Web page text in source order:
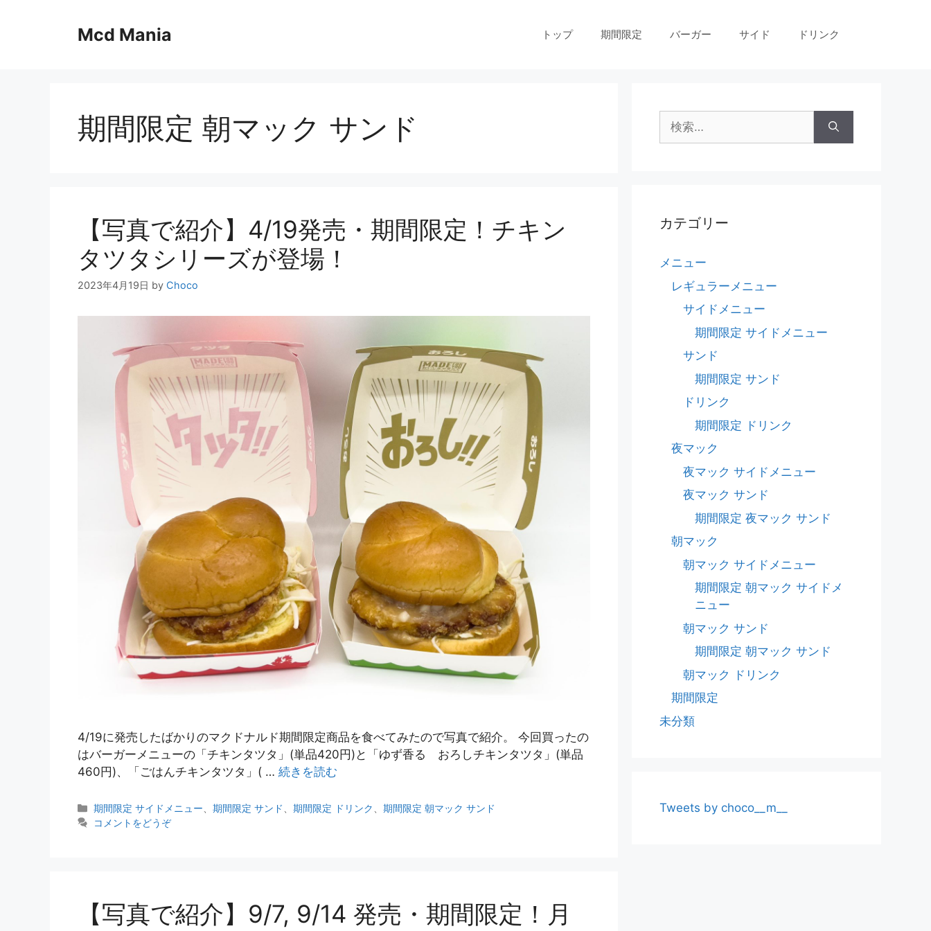
Mcd Mania トップ 期間限定 バーガー サイド ドリンク
期間限定 朝マック サンド
【写真で紹介】4/19発売・期間限定！チキン
タツタシリーズが登場！
2023年4月19日 by Choco
4/19に発売したばかりのマクドナルド期間限定商品を食べてみたので写真で紹介。 今回買ったの
はバーガーメニューの「チキンタツタ」(単品420円)と「ゆず香る おろしチキンタツタ」(単品
460円)、「ごはんチキンタツタ」( … 続きを読む
カ
テ
期間限定 サイドメニュー 、期間限定 サンド 、期間限定 ドリンク 、期間限定 朝マック サンド
コメントをどうぞ
【写真で紹介】9/7, 9/14 発売・期間限定！月
カテゴリー
メニュー
レギュラーメニュー
サイドメニュー
期間限定 サイドメニュー
サンド
期間限定 サンド
ドリンク
期間限定 ドリンク
夜マック
夜マック サイドメニュー
夜マック サンド
期間限定 夜マック サンド
朝マック
朝マック サイドメニュー
期間限定 朝マック サイドメ
ニュー
朝マック サンド
期間限定 朝マック サンド
朝マック ドリンク
期間限定
未分類
Tweets by choco__m__